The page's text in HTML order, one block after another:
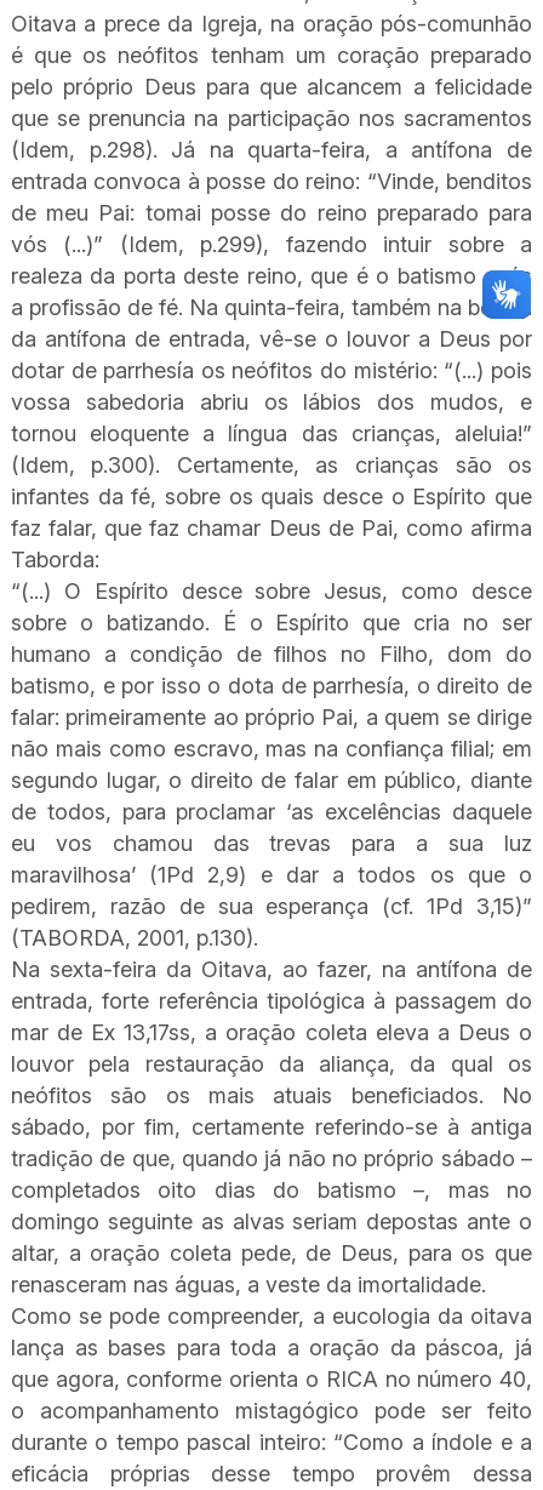
Oitava a prece da Igreja, na oração pós-comunhão
é que os neófitos tenham um coração preparado
pelo próprio Deus para que alcancem a felicidade
que se prenuncia na participação nos sacramentos
(Idem, p.298). Já na quarta-feira, a antífona de
entrada convoca à posse do reino: “Vinde, benditos
de meu Pai: tomai posse do reino preparado para
vós (...)” (Idem, p.299), fazendo intuir sobre a
realeza da porta deste reino, que é o batismo após
a profissão de fé. Na quinta-feira, também na beleza
da antífona de entrada, vê-se o louvor a Deus por
dotar de parrhesía os neófitos do mistério: “(...) pois
vossa sabedoria abriu os lábios dos mudos, e
tornou eloquente a língua das crianças, aleluia!”
(Idem, p.300). Certamente, as crianças são os
infantes da fé, sobre os quais desce o Espírito que
faz falar, que faz chamar Deus de Pai, como afirma
Taborda:
“(...) O Espírito desce sobre Jesus, como desce
sobre o batizando. É o Espírito que cria no ser
humano a condição de filhos no Filho, dom do
batismo, e por isso o dota de parrhesía, o direito de
falar: primeiramente ao próprio Pai, a quem se dirige
não mais como escravo, mas na confiança filial; em
segundo lugar, o direito de falar em público, diante
de todos, para proclamar ‘as excelências daquele
eu vos chamou das trevas para a sua luz
maravilhosa’ (1Pd 2,9) e dar a todos os que o
pedirem, razão de sua esperança (cf. 1Pd 3,15)”
(TABORDA, 2001, p.130).
Na sexta-feira da Oitava, ao fazer, na antífona de
entrada, forte referência tipológica à passagem do
mar de Ex 13,17ss, a oração coleta eleva a Deus o
louvor pela restauração da aliança, da qual os
neófitos são os mais atuais beneficiados. No
sábado, por fim, certamente referindo-se à antiga
tradição de que, quando já não no próprio sábado –
completados oito dias do batismo –, mas no
domingo seguinte as alvas seriam depostas ante o
altar, a oração coleta pede, de Deus, para os que
renasceram nas águas, a veste da imortalidade.
Como se pode compreender, a eucologia da oitava
lança as bases para toda a oração da páscoa, já
que agora, conforme orienta o RICA no número 40,
o acompanhamento mistagógico pode ser feito
durante o tempo pascal inteiro: “Como a índole e a
eficácia próprias desse tempo provêm dessa